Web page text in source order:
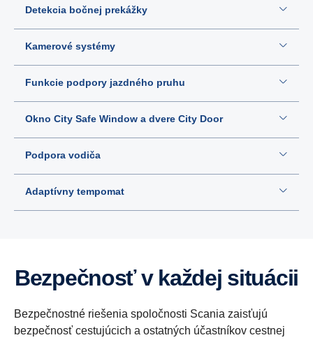
Detekcia bočnej prekážky
Kamerové systémy
Funkcie podpory jazdného pruhu
Okno City Safe Window a dvere City Door
Podpora vodiča
Adaptívny tempomat
Bezpečnosť v každej situácii
Bezpečnostné riešenia spoločnosti Scania zaisťujú
bezpečnosť cestujúcich a ostatných účastníkov cestnej